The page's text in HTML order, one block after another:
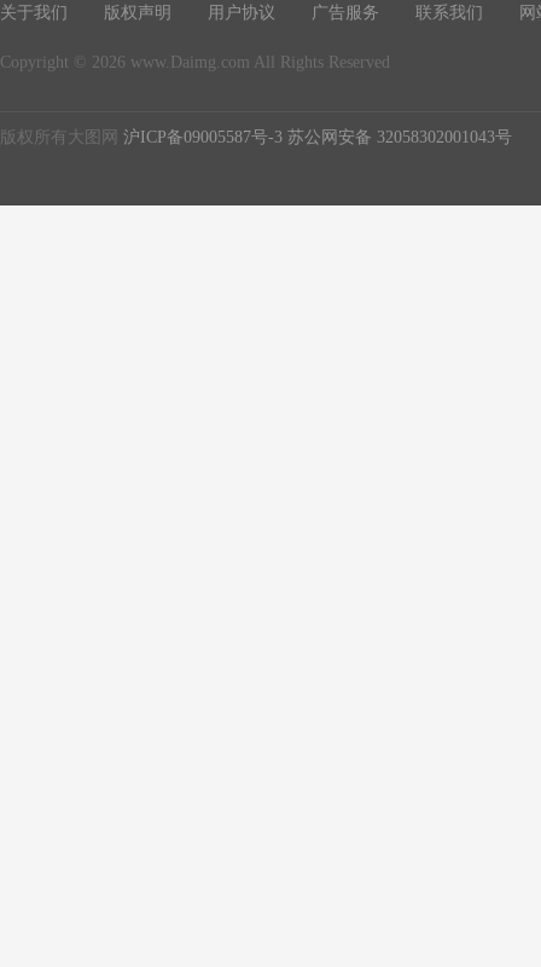
关于我们 版权声明 用户协议 广告服务 联系我们 网
Copyright © 2026 www.Daimg.com All Rights Reserved
版权所有大图网 沪ICP备09005587号-3 苏公网安备 32058302001043号